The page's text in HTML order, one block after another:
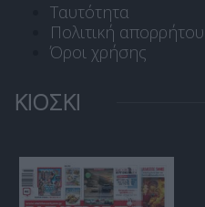
Ταυτότητα
Πολιτική απορρήτου
Όροι χρήσης
ΚΙΟΣΚΙ